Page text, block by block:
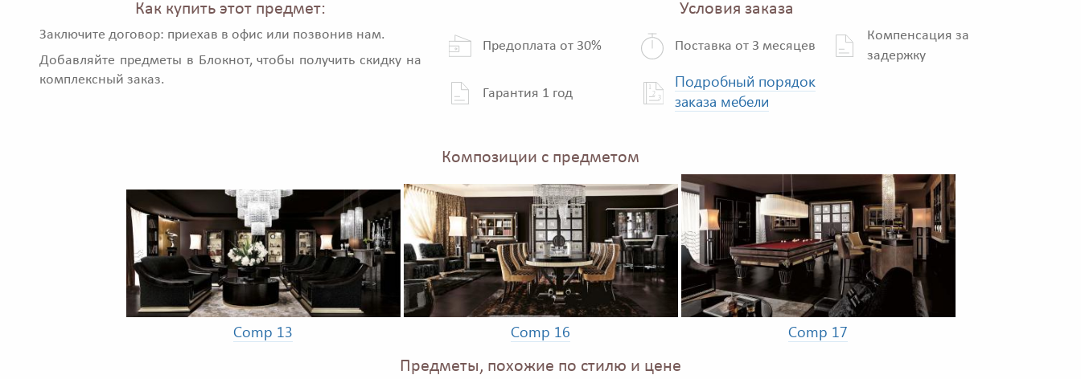
Как купить этот предмет:
Заключите договор: приехав в офис или позвонив нам.
Добавляйте предметы в Блокнот, чтобы получить скидку на
комплексный заказ.
Условия заказа
Предоплата от 30% Поставка от 3 месяцев
Компенсация за
задержку
Гарантия 1 год
Подробный порядок
заказа мебели
Композиции с предметом
Comp 13 Comp 16 Comp 17
Предметы, похожие по стилю и цене